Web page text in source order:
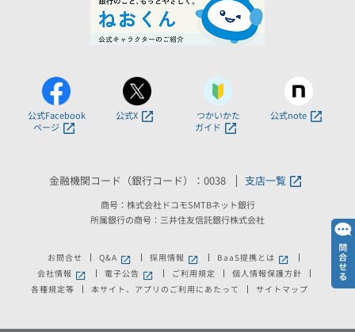
公式Facebook
ページ
公式X
つかいかた
ガイド
公式note
金融機関コード（銀行コード）：0038 支店一覧
商号：株式会社ドコモSMTBネット銀行
所属銀行の商号：三井住友信託銀行株式会社
お問合せ Q&A 採用情報
BaaS提携とは
会社情報
電子公告 ご利用規定
個人情報保護方針
各種規定等
本サイト、アプリのご利用にあたって サイトマップ